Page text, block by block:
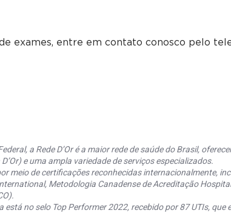
exames, entre em contato conosco pelo
a Rede D’Or é a maior rede de saúde do Brasil,
e uma ampla variedade de serviços especializados.
meio de certificações reconhecidas internacionalmente,
Metodologia Canadense de Acreditação
no selo Top Performer 2022, recebido por 87 UTIs, que